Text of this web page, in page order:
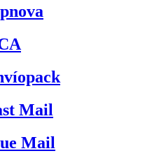
Mail
Mail